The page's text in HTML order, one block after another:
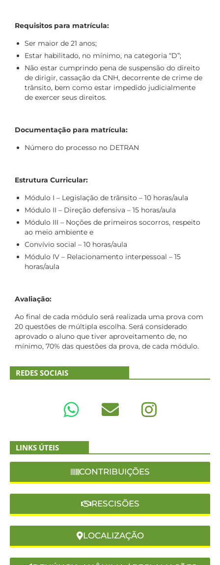
Requisitos para matrícula:
Ser maior de 21 anos;
Estar habilitado, no mínimo, na categoria “D”;
Não estar cumprindo pena de suspensão do direito
de dirigir, cassação da CNH, decorrente de crime de
trânsito, bem como estar impedido judicialmente
de exercer seus direitos.
Documentação para matrícula:
Número do processo no DETRAN
Estrutura Curricular:
Módulo I – Legislação de trânsito – 10 horas/aula
Módulo II – Direção defensiva – 15 horas/aula
Módulo III – Noções de primeiros socorros, respeito
ao meio ambiente e
Convívio social – 10 horas/aula
Módulo IV – Relacionamento interpessoal – 15
horas/aula
Avaliação:
Ao final de cada módulo será realizada uma prova com
20 questões de múltipla escolha. Será considerado
aprovado o aluno que tiver aproveitamento de, no
mínimo, 70% das questões da prova, de cada módulo.
REDES SOCIAIS
LINKS ÚTEIS
CONTRIBUIÇÕES
RESCISÕES
LOCALIZAÇÃO